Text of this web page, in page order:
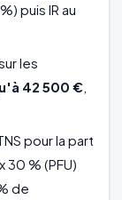
puis IR au
les
42 500 €
pour la part
30 % (PFU)
de